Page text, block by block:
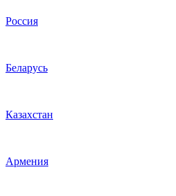
Россия
Беларусь
Казахстан
Армения